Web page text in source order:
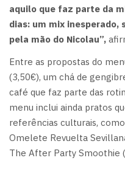
aquilo que faz parte da
dias: um mix
pela mão do Nicolau”,
Entre as propostas do
(3,50€), um chá de
café que faz parte das
menu inclui ainda pratos
referências culturais,
Omelete Revuelta
The After Party Smoothie